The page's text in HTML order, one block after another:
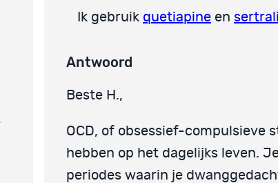
Ik gebruik quetiapine en
Antwoord
Beste H.,
OCD, of obsessief-compulsieve
hebben op het dagelijks leven.
periodes waarin je